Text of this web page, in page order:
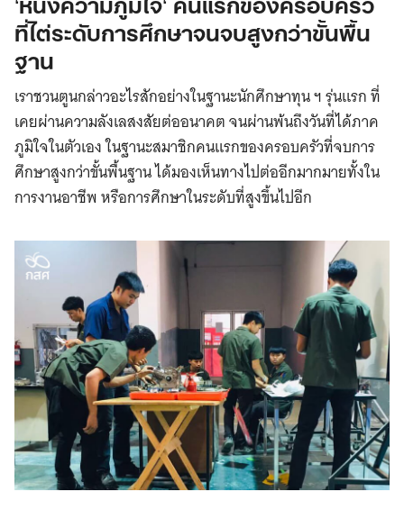
ที่ไต่ระดับการศึกษาจนจบสูงกว่าขั้นพื้น
ฐาน
เราชวนตูนกล่าวอะไรสักอย่างในฐานะนักศึกษาทุน ฯ รุ่นแรก ที่
เคยผ่านความลังเลสงสัยต่ออนาคต จนผ่านพ้นถึงวันที่ได้ภาค
ภูมิใจในตัวเอง ในฐานะสมาชิกคนแรกของครอบครัวที่จบการ
ศึกษาสูงกว่าขั้นพื้นฐาน ได้มองเห็นทางไปต่ออีกมากมายทั้งใน
การงานอาชีพ หรือการศึกษาในระดับที่สูงขึ้นไปอีก